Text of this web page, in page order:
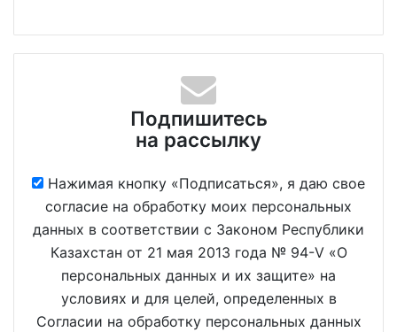
Подпишитесь
на рассылку
Нажимая кнопку «Подписаться», я даю свое
согласие на обработку моих персональных
данных в соответствии с Законом Республики
Казахстан от 21 мая 2013 года № 94-V «О
персональных данных и их защите» на
условиях и для целей, определенных в
Согласии на обработку персональных данных